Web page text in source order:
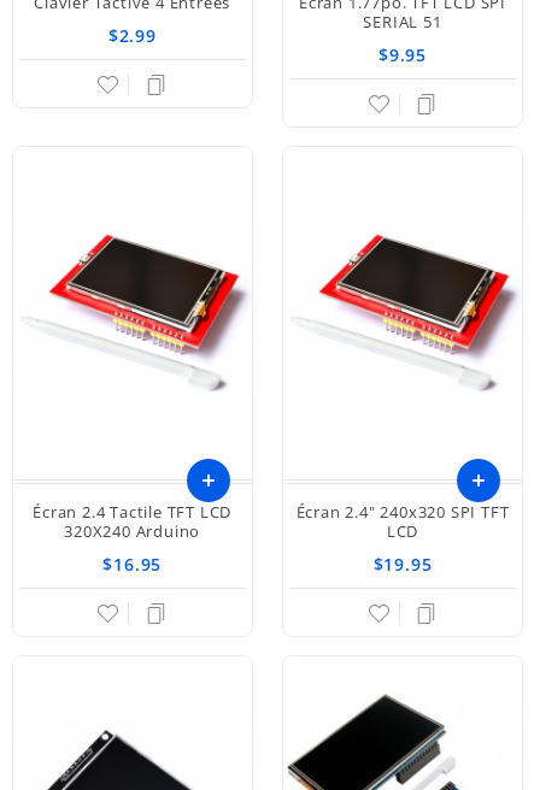
$2.99
Ajouter
au
SERIAL 51
$9.95
Ajouter
Écran 2.4 Tactile TFT LCD
320X240 Arduino
$16.95
Écran 2.4" 240x320 SPI TFT
LCD
$19.95